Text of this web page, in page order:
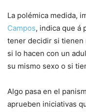
La polémica medida,
Campos, indica que á
tener decidir si tienen
si lo hacen con un
su mismo sexo o si
Algo pasa en el
aprueben iniciativas